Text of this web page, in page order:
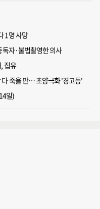
1명 사망
자·불법촬영한 의사
집유
다 죽을 판… 초양극화 '경고등'
일)